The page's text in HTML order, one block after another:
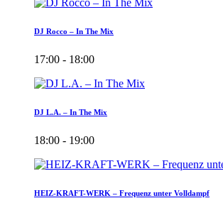
DJ Rocco – In The Mix
17:00 - 18:00
DJ L.A. – In The Mix
18:00 - 19:00
HEIZ-KRAFT-WERK – Frequenz unter Volldampf